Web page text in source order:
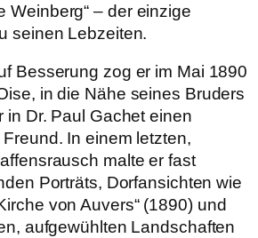
Weinberg“ – der einzige
seinen Lebzeiten.
Besserung zog er im Mai 1890
in die Nähe seines Bruders
in Dr. Paul Gachet einen
In einem letzten,
malte er fast
Porträts, Dorfansichten wie
von Auvers“ (1890) und
aufgewühlten Landschaften